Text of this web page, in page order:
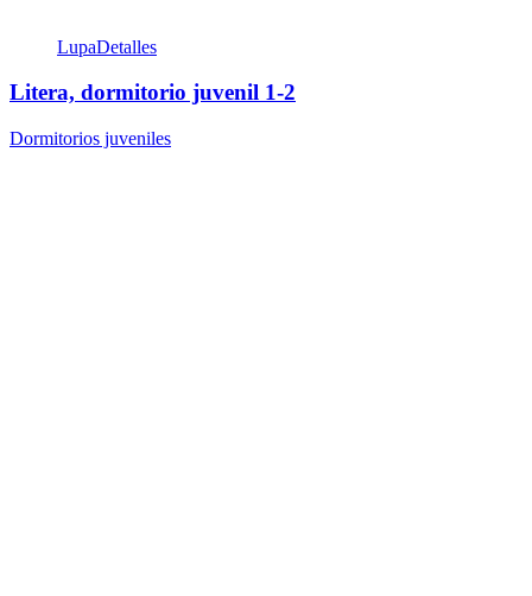
LupaDetalles
Litera, dormitorio juvenil 1-2
Dormitorios juveniles